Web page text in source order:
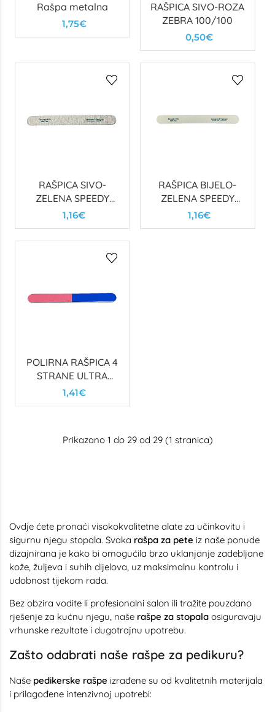
Rašpa metalna
1,75€
RAŠPICA SIVO-ROZA
ZEBRA 100/100
0,50€
RAŠPICA SIVO-
ZELENA SPEEDY
ZEBRA 180/180
1,16€
RAŠPICA BIJELO-
ZELENA SPEEDY
180/180
1,16€
POLIRNA RAŠPICA 4
STRANE ULTRA
SHINY
1,41€
Prikazano 1 do 29 od 29 (1 stranica)
Ovdje ćete pronaći visokokvalitetne alate za učinkovitu i
sigurnu njegu stopala. Svaka rašpa za pete iz naše ponude
dizajnirana je kako bi omogućila brzo uklanjanje zadebljane
kože, žuljeva i suhih dijelova, uz maksimalnu kontrolu i
udobnost tijekom rada.
Bez obzira vodite li profesionalni salon ili tražite pouzdano
rješenje za kućnu njegu, naše rašpe za stopala osiguravaju
vrhunske rezultate i dugotrajnu upotrebu.
Zašto odabrati naše rašpe za pedikuru?
Naše pedikerske rašpe izrađene su od kvalitetnih materijala
i prilagođene intenzivnoj upotrebi: